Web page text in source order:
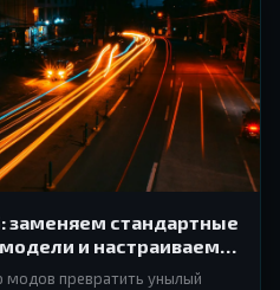
заменяем стандартные
и настраиваем
превратить унылый